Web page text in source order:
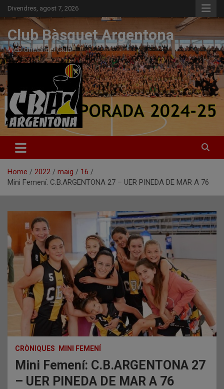
Skip
to
Divendres, agost 7, 2026
Club Bàsquet Argentona
Web oficial del Club
Home 2022 maig
16
Mini Femení: C.B.ARGENTONA 27 – UER PINEDA DE MAR A 76
CRÒNIQUES MINI FEMENÍ
Mini Femení: C.B.ARGENTONA 27
– UER PINEDA DE MAR A 76